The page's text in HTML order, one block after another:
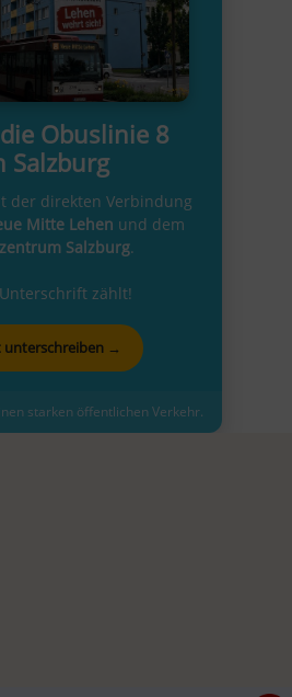
Obuslinie 8
Salzburg
der direkten Verbindung
Mitte Lehen und dem
Salzburg.
zählt!
unterschreiben →
starken öffentlichen Verkehr.